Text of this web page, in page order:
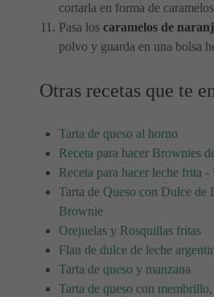
cortarla en forma de
Pasa los caramelos de
polvo y guarda en una bolsa
Otras recetas que te
Tarta de queso al horno
Receta para hacer Brownies
Receta para hacer leche frita -
Tarta de Queso con Dulce de
Brownie
Orejuelas y Rosquillas fritas
Flan de dulce de leche
Tarta de queso y manzana
Tarta de queso con